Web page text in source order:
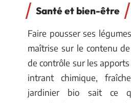
Santé et bien-être
Faire pousser ses
maîtrise sur le contenu
de contrôle sur les
intrant chimique,
jardinier bio sait ce